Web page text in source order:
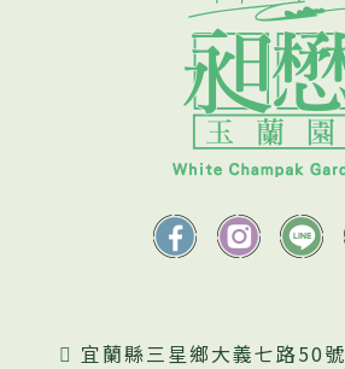
宜蘭縣三星鄉大義七路50號